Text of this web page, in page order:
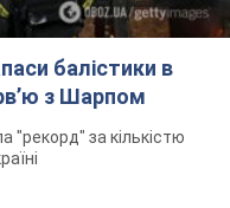
балістики в
з Шарпом
"рекорд" за кількістю